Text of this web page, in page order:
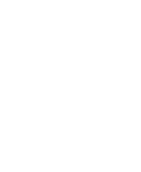
được mức ý nghĩa thống kê
việc giải quyết rào cản nhập
sự phát triển bền vững của VTT